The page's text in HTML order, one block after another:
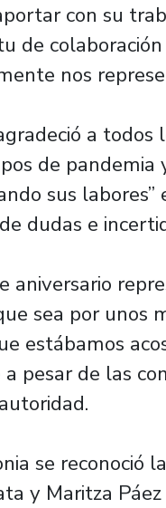
con su
de
nos
a
de pandemia
sus
dudas e
aniversario
sea por unos
estábamos
pesar de las
se reconoció
y Maritza